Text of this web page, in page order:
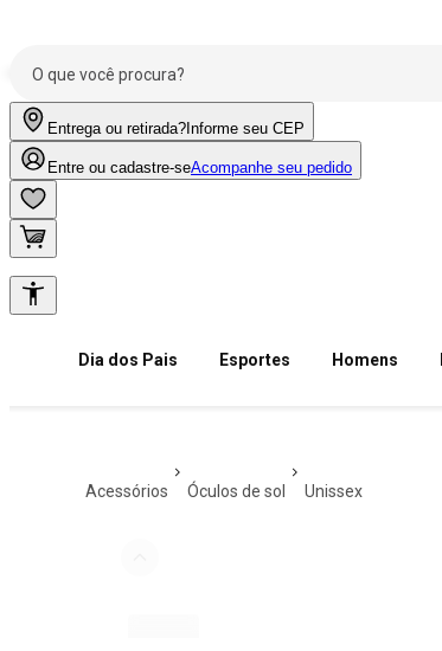
Entrega ou retirada? Informe seu CEP
Entre ou cadastre-seAcompanhe seu pedido
Dia dos Pais Esportes Homens
acessórios óculos de sol unissex